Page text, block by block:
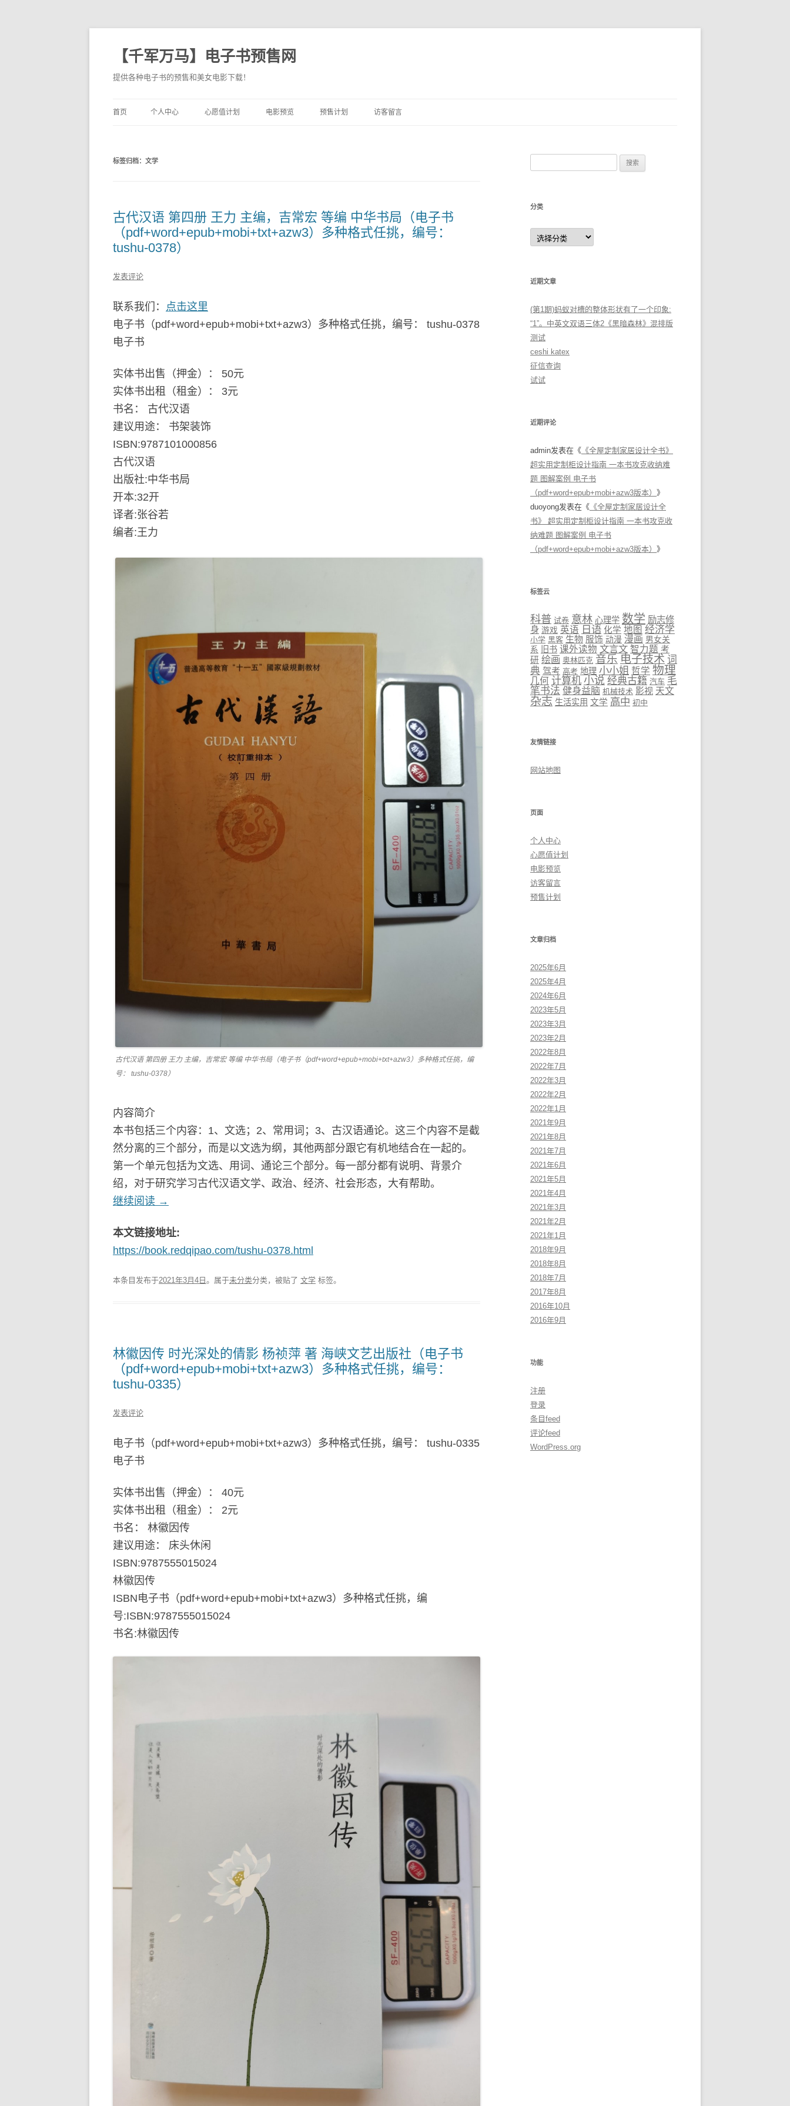
【千军万马】电子书预售网
提供各种电子书的预售和美女电影下载！
至
首页 个人中心 心愿值计划 电影预览 预售计划 访客留言
标签归档： 文学
古代汉语 第四册 王力 主编，吉常宏 等编 中华书局（电子书
（pdf+word+epub+mobi+txt+azw3）多种格式任挑，编号：
tushu-0378）
发表评论
联系我们： 点击这里
电子书（pdf+word+epub+mobi+txt+azw3）多种格式任挑，编号： tushu-0378
电子书
实体书出售（押金）： 50元
实体书出租（租金）： 3元
书名： 古代汉语
建议用途： 书架装饰
ISBN:9787101000856
古代汉语
出版社:中华书局
开本:32开
译者:张谷若
编者:王力
古代汉语 第四册 王力 主编，吉常宏 等编 中华书局（电子书（pdf+word+epub+mobi+txt+azw3）多种格式任挑，编
号： tushu-0378）
内容简介
本书包括三个内容：1、文选；2、常用词；3、古汉语通论。这三个内容不是截
然分离的三个部分，而是以文选为纲，其他两部分跟它有机地结合在一起的。
第一个单元包括为文选、用词、通论三个部分。每一部分都有说明、背景介
绍，对于研究学习古代汉语文学、政治、经济、社会形态，大有帮助。
继续阅读 →
本文链接地址:
https://book.redqipao.com/tushu-0378.html
本条目发布于2021年3月4日 。属于未分类分类，被贴了 文学 标签。
林徽因传 时光深处的倩影 杨祯萍 著 海峡文艺出版社（电子书
（pdf+word+epub+mobi+txt+azw3）多种格式任挑，编号：
tushu-0335）
发表评论
电子书（pdf+word+epub+mobi+txt+azw3）多种格式任挑，编号： tushu-0335
电子书
实体书出售（押金）： 40元
实体书出租（租金）： 2元
书名： 林徽因传
建议用途： 床头休闲
ISBN:9787555015024
林徽因传
ISBN电子书（pdf+word+epub+mobi+txt+azw3）多种格式任挑，编
号:ISBN:9787555015024
书名:林徽因传
分类
分
类
近期文章
(第1期)蚂蚁对槽的整体形状有了一个印象:
“1”。中英文双语三体2《黑暗森林》混排版
测试
ceshi katex
征信查询
试试
近期评论
admin发表在《 《全屋定制家居设计全书》
超实用定制柜设计指南 一本书攻克收纳难
题 图解案例 电子书
（pdf+word+epub+mobi+azw3版本） 》
duoyong发表在《 《全屋定制家居设计全
书》 超实用定制柜设计指南 一本书攻克收
纳难题 图解案例 电子书
（pdf+word+epub+mobi+azw3版本） 》
标签云
科普 试卷 意林 心理学 数学 励志修
身 游戏 英语 日语 化学 地图 经济学
小学 黑客 生物 服饰 动漫 漫画 男女关
系
旧书 课外读物 文言文 智力题 考
研 绘画 奥林匹克 音乐 电子技术 词
典 驾考 高考 地理 小小姐 哲学 物理
几何 计算机 小说 经典古籍 汽车 毛
笔书法 健身益脑 机械技术 影视 天文
杂志 生活实用 文学 高中 初中
友情链接
网站地图
页面
个人中心
心愿值计划
电影预览
访客留言
预售计划
文章归档
2025年6月
2025年4月
2024年6月
2023年5月
2023年3月
2023年2月
2022年8月
2022年7月
2022年3月
2022年2月
2022年1月
2021年9月
2021年8月
2021年7月
2021年6月
2021年5月
2021年4月
2021年3月
2021年2月
2021年1月
2018年9月
2018年8月
2018年7月
2017年8月
2016年10月
2016年9月
功能
注册
登录
条目feed
评论feed
WordPress.org